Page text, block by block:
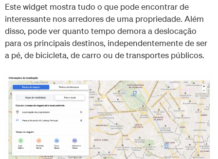
Este widget mostra tudo o que pode encontrar de
interessante nos arredores de uma propriedade. Além
disso, pode ver quanto tempo demora a deslocação
para os principais destinos, independentemente de ser
a pé, de bicicleta, de carro ou de transportes públicos.